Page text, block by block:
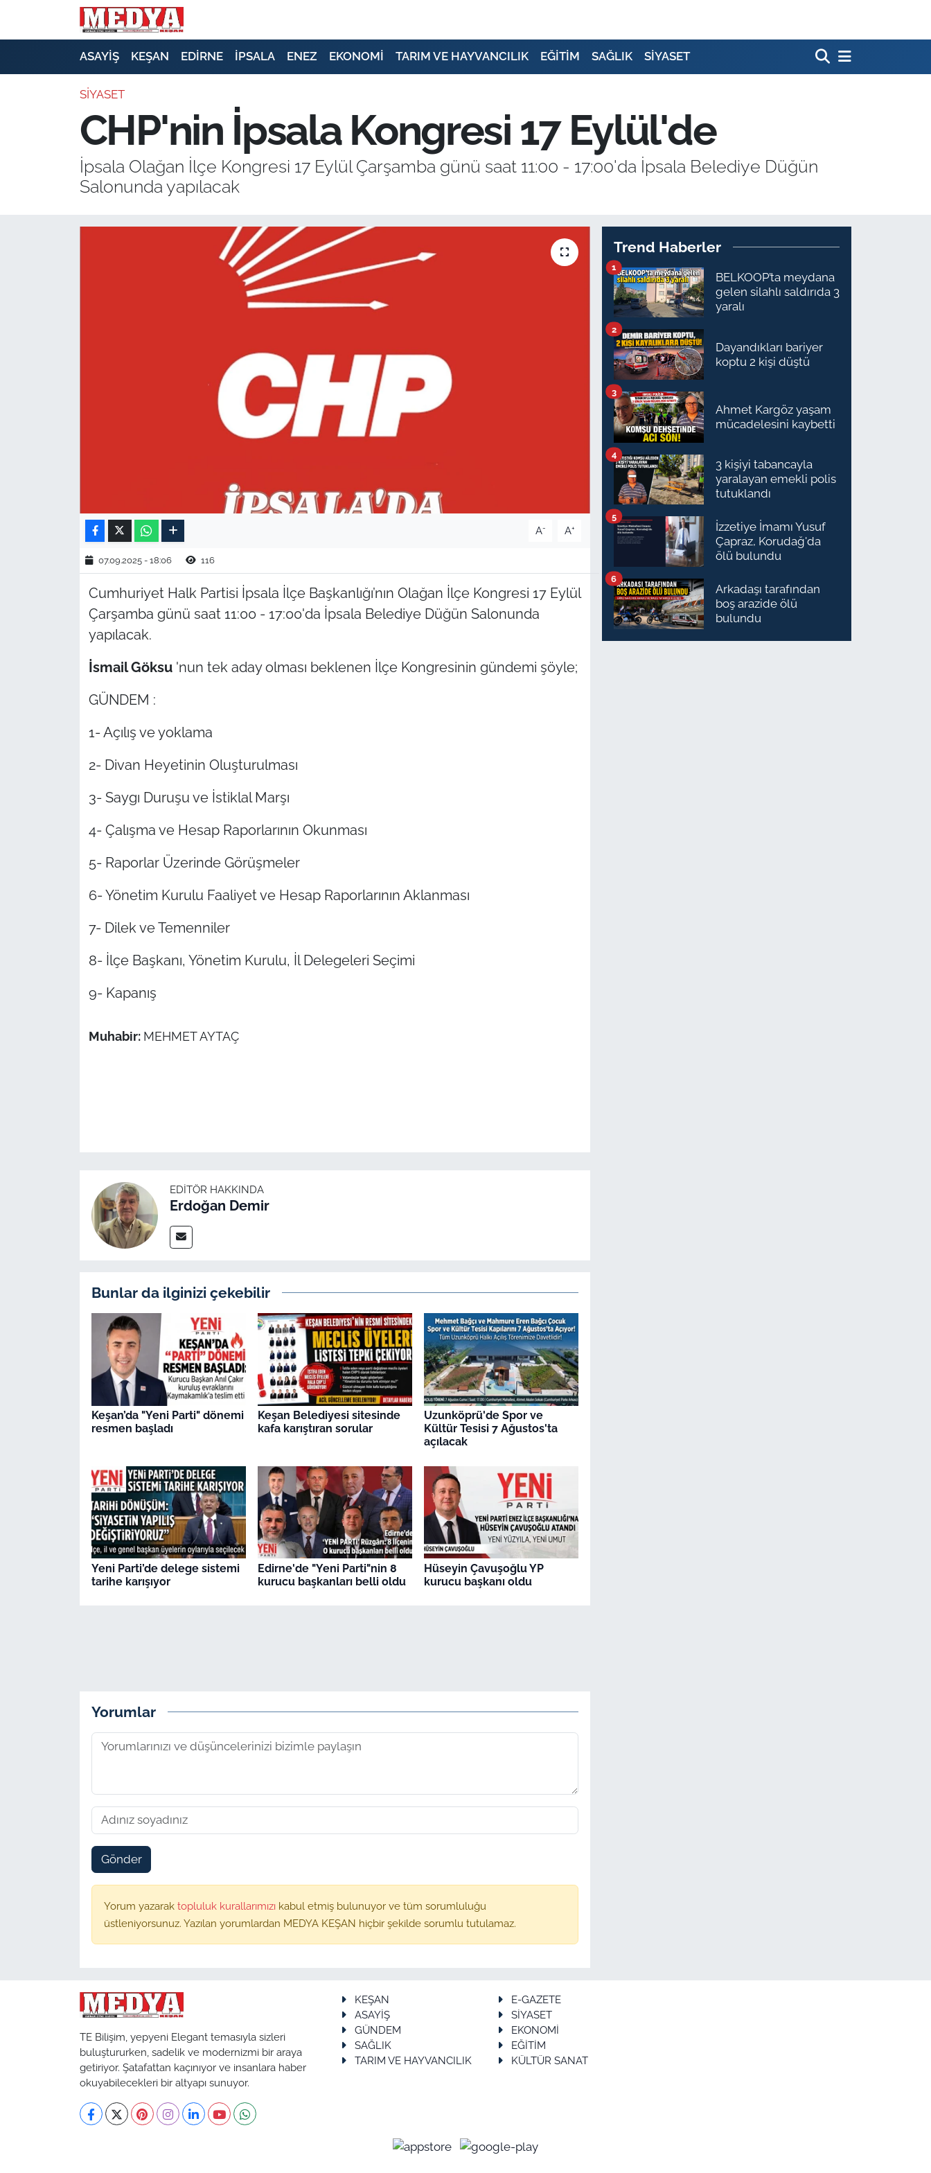
ASAYİŞ KEŞAN EDİRNE İPSALA ENEZ EKONOMİ TARIM VE HAYVANCILIK EĞİTİM SAĞLIK SİYASET
SİYASET
CHP'nin İpsala Kongresi 17 Eylül'de
İpsala Olağan İlçe Kongresi 17 Eylül Çarşamba günü saat 11:00 - 17:00'da İpsala Belediye Düğün
Salonunda yapılacak
A- A+
07.09.2025 - 18:06 116
Cumhuriyet Halk Partisi İpsala İlçe Başkanlığı’nın Olağan İlçe Kongresi 17 Eylül
Çarşamba günü saat 11:00 - 17:00'da İpsala Belediye Düğün Salonunda
yapılacak.
İsmail Göksu'nun tek aday olması beklenen İlçe Kongresinin gündemi şöyle;
GÜNDEM :
1- Açılış ve yoklama
2- Divan Heyetinin Oluşturulması
3- Saygı Duruşu ve İstiklal Marşı
4- Çalışma ve Hesap Raporlarının Okunması
5- Raporlar Üzerinde Görüşmeler
6- Yönetim Kurulu Faaliyet ve Hesap Raporlarının Aklanması
7- Dilek ve Temenniler
8- İlçe Başkanı, Yönetim Kurulu, İl Delegeleri Seçimi
9- Kapanış
Muhabir: MEHMET AYTAÇ
EDITÖR HAKKINDA
Erdoğan Demir
Bunlar da ilginizi çekebilir
Keşan’da "Yeni Parti" dönemi
resmen başladı
Keşan Belediyesi sitesinde
kafa karıştıran sorular
Uzunköprü'de Spor ve
Kültür Tesisi 7 Ağustos'ta
açılacak
Yeni Parti’de delege sistemi
tarihe karışıyor
Edirne'de "Yeni Parti"nin 8
kurucu başkanları belli oldu
Hüseyin Çavuşoğlu YP
kurucu başkanı oldu
Yorumlar
Gönder
Yorum yazarak topluluk kurallarımızı kabul etmiş bulunuyor ve tüm sorumluluğu
üstleniyorsunuz. Yazılan yorumlardan MEDYA KEŞAN hiçbir şekilde sorumlu tutulamaz.
Trend Haberler
BELKOOP’ta meydana
gelen silahlı saldırıda 3
yaralı
1
Dayandıkları bariyer
koptu 2 kişi düştü
2
Ahmet Kargöz yaşam
mücadelesini kaybetti
3
3 kişiyi tabancayla
yaralayan emekli polis
tutuklandı
4
İzzetiye İmamı Yusuf
Çapraz, Korudağ'da
ölü bulundu
5
Arkadaşı tarafından
boş arazide ölü
bulundu
6
TE Bilişim, yepyeni Elegant temasıyla sizleri
buluştururken, sadelik ve modernizmi bir araya
getiriyor. Şatafattan kaçınıyor ve insanlara haber
okuyabilecekleri bir altyapı sunuyor.
KEŞAN
E-GAZETE
ASAYİŞ
SİYASET
GÜNDEM
EKONOMİ
SAĞLIK
EĞİTİM
TARIM VE HAYVANCILIK
KÜLTÜR SANAT
E-GAZETE
SİYASET
GÜNDEM
EKONOMİ
EDİRNE
ÇANAKKALE
Flaş Haber
Dış Haberler
İş Dünyası
Bilim Teknoloji
Canlı Maç